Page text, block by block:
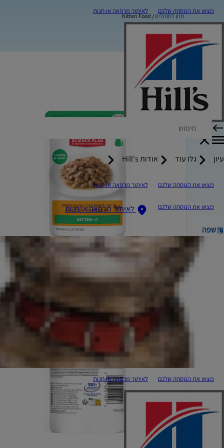
מצאו את הנוסחה שלכם לאיתור מרפאה או חנות
עיון גלו עוד אודות Hill's
מצאו את הנוסחה שלכם לאיתור מרפאה או חנות
מצאו את הנוסחה שלכם
לאיתור מרפאה או חנות
שפה
מצאו את הנוסחה שלכם לאיתור מרפאה או חנות
מזון לחתולים Kitten Food